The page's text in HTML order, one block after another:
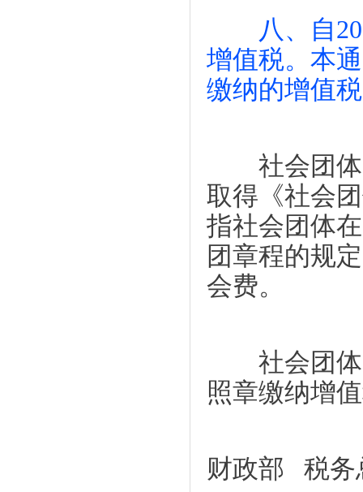
八、自
增值税。本
缴纳的增值
社会团体
取得《社会
指社会团体
团章程的规
会费。
社会团体
照章缴纳增
财政部 税务